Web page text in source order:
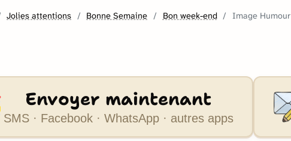
Jolies attentions Bonne Semaine Bon week-end Image Humour
Envoyer maintenant
SMS · Facebook · WhatsApp · autres apps